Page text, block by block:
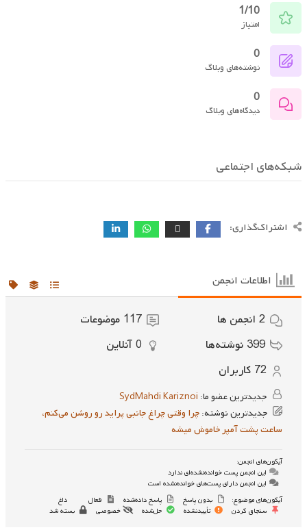
1/10
امتیاز
0
نوشته‌های وبلاگ
0
دیدگاه‌های وبلاگ
شبکه‌های اجتماعی
اشتراک‌گذاری:
اطلاعات انجمن
2 انجمن ها 117 موضوعات
399 نوشته‌ها 0 آنلاین
72 کاربران
جدیدترین عضو ما: SydMahdi Kariznoi
جدیدترین نوشته:چرا وقتی چراغ جانبی پراید رو روشن می‌کنم،
ساعت پشت آمپر خاموش میشه
آیکون‌های انجمن:
این انجمن پست خوانده‌نشده‌ای ندارد
این انجمن دارای پست‌های خوانده‌نشده است
آیکون‌های موضوع:
بدون پاسخ پاسخ داده‌شده فعال
داغ
سنجاق کردن
تأییدنشده حل‌شده خصوصی بسته شد